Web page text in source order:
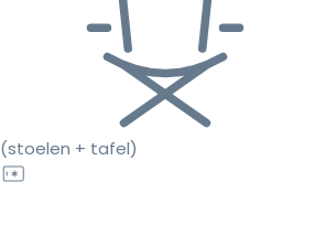
(stoelen + tafel)